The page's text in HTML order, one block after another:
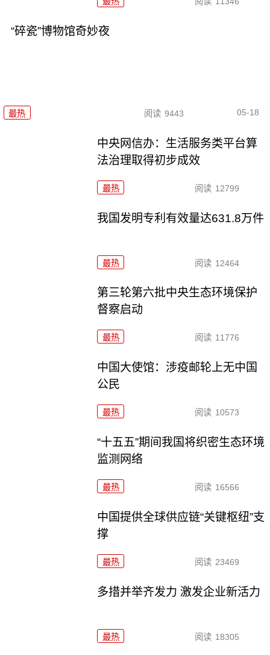
“碎瓷”博物馆奇妙夜
最热 阅读 9443 05-18
中央网信办：生活服务类平台算
法治理取得初步成效
最热 阅读 12799
我国发明专利有效量达631.8万件
最热 阅读 12464
第三轮第六批中央生态环境保护
督察启动
最热 阅读 11776
中国大使馆：涉疫邮轮上无中国
公民
最热 阅读 10573
“十五五”期间我国将织密生态环境
监测网络
最热 阅读 16566
中国提供全球供应链“关键枢纽”支
撑
最热 阅读 23469
多措并举齐发力 激发企业新活力
最热 阅读 18305